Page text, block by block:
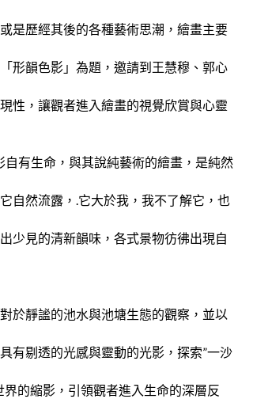
是歷經其後的各種藝術思潮，繪畫主要
形韻色影」為題，邀請到王慧穆、郭心
性，讓觀者進入繪畫的視覺欣賞與心靈
有生命，與其說純藝術的繪畫，是純然
自然流露，.它大於我，我不了解它，也
少見的清新韻味，各式景物彷彿出現自
於靜謐的池水與池塘生態的觀察，並以
有剔透的光感與靈動的光影，探索”一沙
的縮影，引領觀者進入生命的深層反